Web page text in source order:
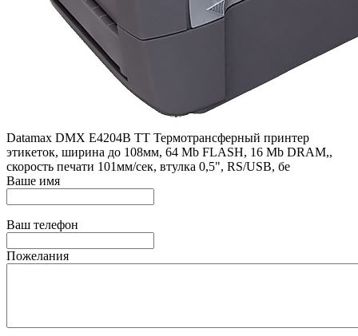
Datamax DMX E4204B TT Термотрансферный принтер
этикеток, ширина до 108мм, 64 Mb FLASH, 16 Mb DRAM,,
скорость печати 101мм/сек, втулка 0,5", RS/USB, бе
Ваше имя
Ваш телефон
Пожелания